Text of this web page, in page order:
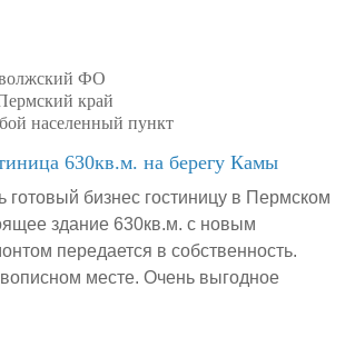
ФО
край
населенный пункт
630кв.м. на берегу Камы
готовый бизнес гостиницу в Пермском
здание 630кв.м. с новым
передается в собственность.
месте. Очень выгодное